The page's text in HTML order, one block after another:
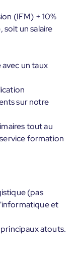
(IFM) + 10%
soit un salaire
avec un taux
sur notre
tout au
formation
(pas
et
atouts.